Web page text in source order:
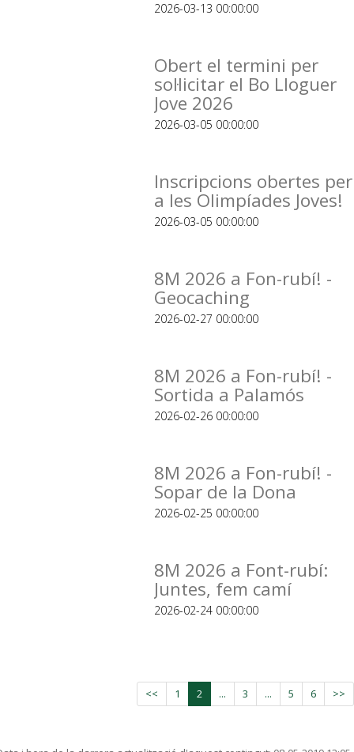
2026-03-13 00:00:00
Obert el termini per
sol·licitar el Bo Lloguer
Jove 2026
2026-03-05 00:00:00
Inscripcions obertes per
a les Olimpíades Joves!
2026-03-05 00:00:00
8M 2026 a Fon-rubí! -
Geocaching
2026-02-27 00:00:00
8M 2026 a Fon-rubí! -
Sortida a Palamós
2026-02-26 00:00:00
8M 2026 a Fon-rubí! -
Sopar de la Dona
2026-02-25 00:00:00
8M 2026 a Font-rubí:
Juntes, fem camí
2026-02-24 00:00:00
<< 1 2 ... 3 ... 5 6 >>